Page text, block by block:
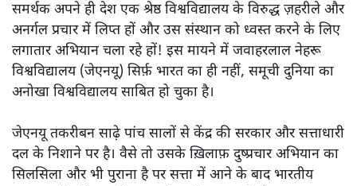
समर्थक अपने ही देश एक श्रेष्ठ विश्वविद्यालय के विरुद्ध ज़हरीले और
अनर्गल प्रचार में लिप्त हों और उस संस्थान को ध्वस्त करने के लिए
लगातार अभियान चला रहे हों! इस मायने में जवाहरलाल नेहरू
विश्वविद्यालय (जेएनयू) सिर्फ़ भारत का ही नहीं, समूची दुनिया का
अनोखा विश्वविद्यालय साबित हो चुका है।
जेएनयू तकरीबन साढ़े पांच सालों से केंद्र की सरकार और सत्ताधारी
दल के निशाने पर है। वैसे तो उसके ख़िलाफ़ दुष्प्रचार अभियान का
सिलसिला और भी पुराना है पर सत्ता में आने के बाद भारतीय